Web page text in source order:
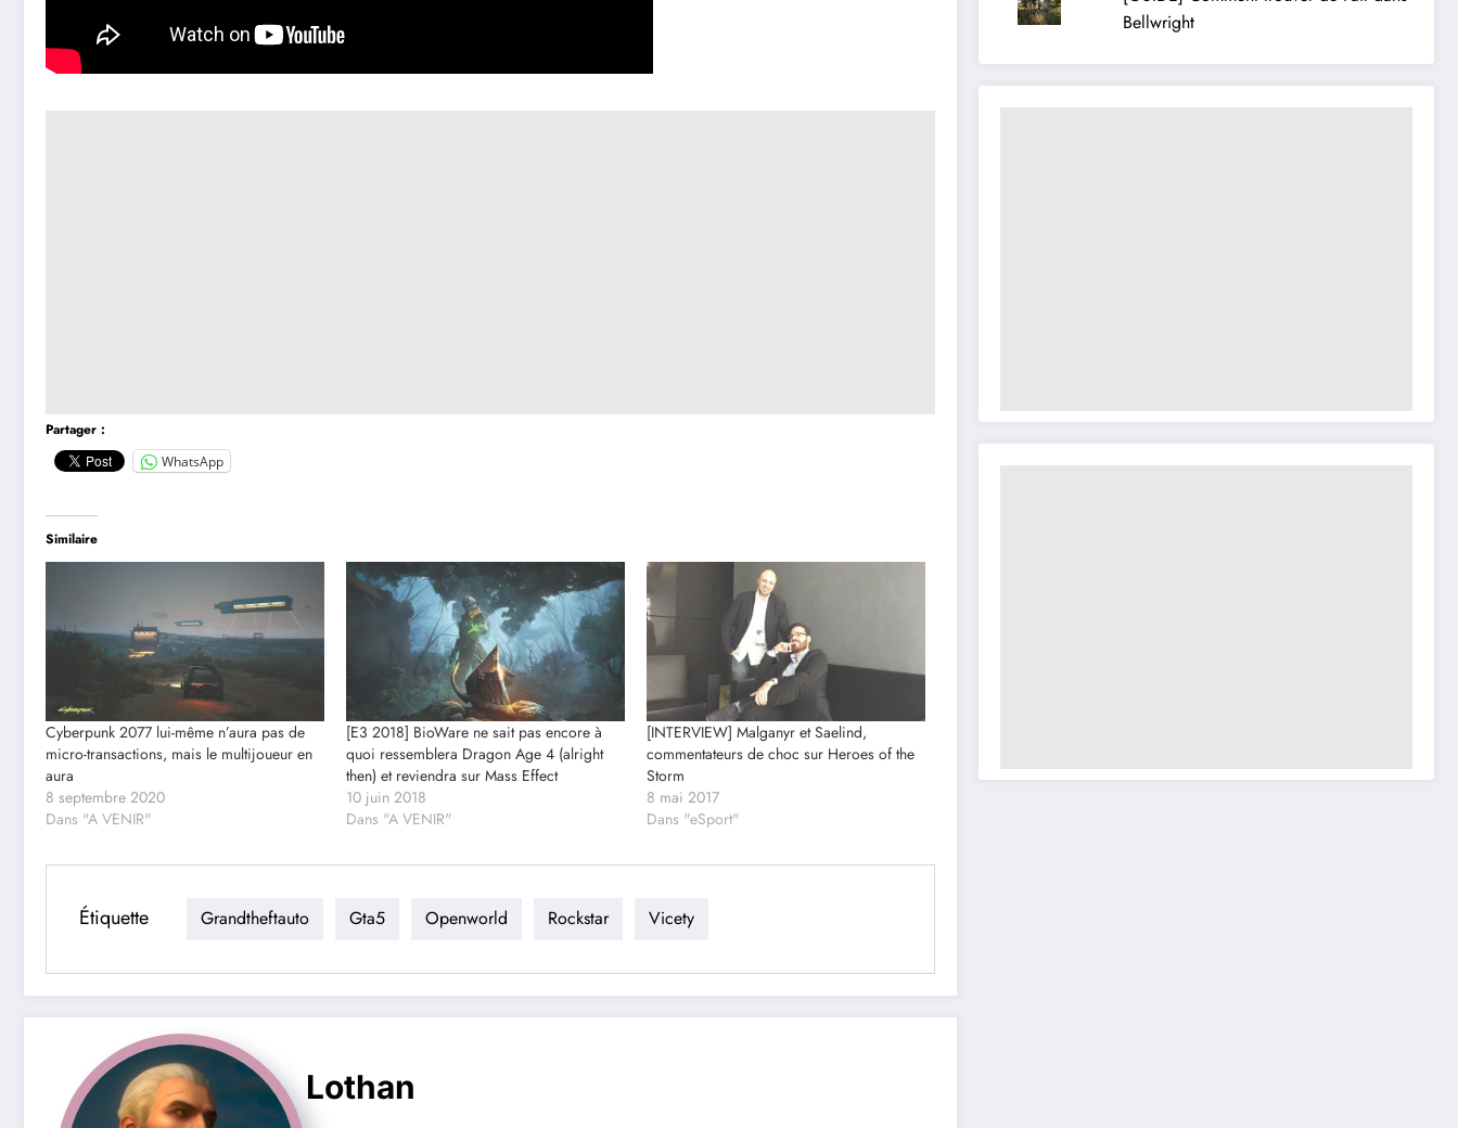
Partager :
WhatsApp
Similaire
Cyberpunk 2077 lui-même n’aura pas de
micro-transactions, mais le multijoueur en
aura
8 septembre 2020
Dans "A VENIR"
[E3 2018] BioWare ne sait pas encore à
quoi ressemblera Dragon Age 4 (alright
then) et reviendra sur Mass Effect
10 juin 2018
Dans "A VENIR"
[INTERVIEW] Malganyr et Saelind,
commentateurs de choc sur Heroes of the
Storm
8 mai 2017
Dans "eSport"
Étiquette Grandtheftauto Gta5 Openworld Rockstar Vicety
Lothan
Bellwright